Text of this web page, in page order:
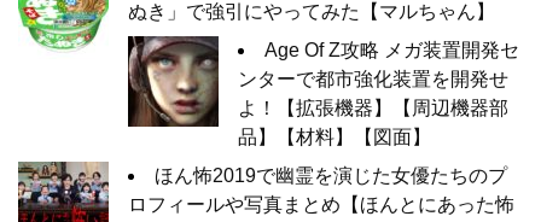
ぬき」で強引にやってみた【マルちゃん】
Age Of Z攻略 メガ装置開発セ
ンターで都市強化装置を開発せ
よ！【拡張機器】【周辺機器部
品】【材料】【図面】
ほん怖2019で幽霊を演じた女優たちのプ
ロフィールや写真まとめ【ほんとにあった怖